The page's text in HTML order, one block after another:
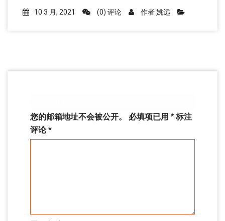
10 3 月, 2021 (0) 评论 作者姚远
您的邮箱地址不会被公开。 必填项已用 * 标注
评论*